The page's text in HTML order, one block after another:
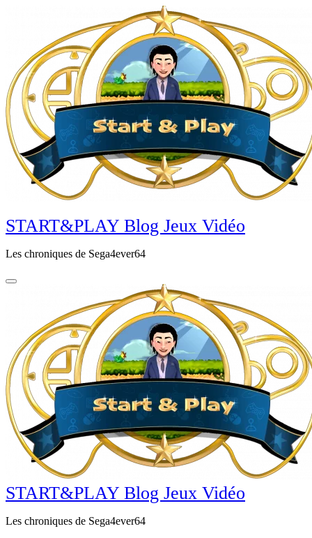
principal
START&PLAY Blog Jeux Vidéo
Les chroniques de Sega4ever64
START&PLAY Blog Jeux Vidéo
Les chroniques de Sega4ever64